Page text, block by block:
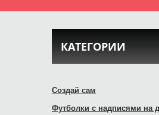
КАТЕГОРИИ
Создай сам
Футболки с надписями на